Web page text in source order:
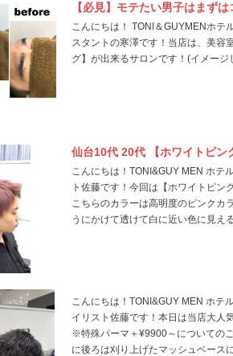
【必見】モテたい男子はまずは
こんにちは！ TONI＆GUYMENホテ
スタントの寒澤です！当店は、美容
グ】が出来るサロンです！(イメー
仙台10代 20代 【ホワイトピン
こんにちは！TONI&GUY MEN ホテ
ト佐藤です！今回は【ホワイトピン
こちらのカラーは高明度のピンクカ
うにかけて透けて白に近い色に見え
こんにちは！TONI&GUY MEN ホテ
イリスト佐藤です！本日は当店大人
※特殊パーマ＋¥9900～についての
に後ろは刈り上げたマッシュベース